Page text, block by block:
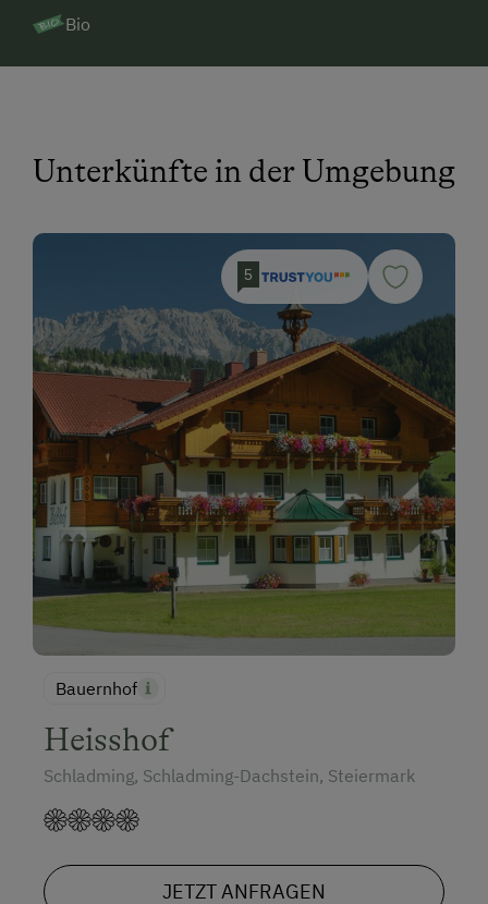
Bio
Unterkünfte in der Umgebung
5
Bauernhof
Heisshof
Schladming, Schladming-Dachstein, Steiermark
JETZT ANFRAGEN